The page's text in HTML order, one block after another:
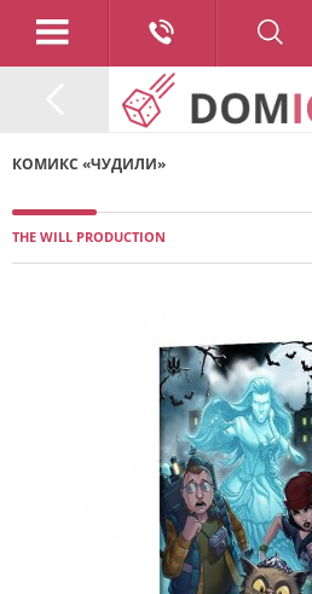
КОМИКС «ЧУДИЛИ»
THE WILL PRODUCTION
/ 2022